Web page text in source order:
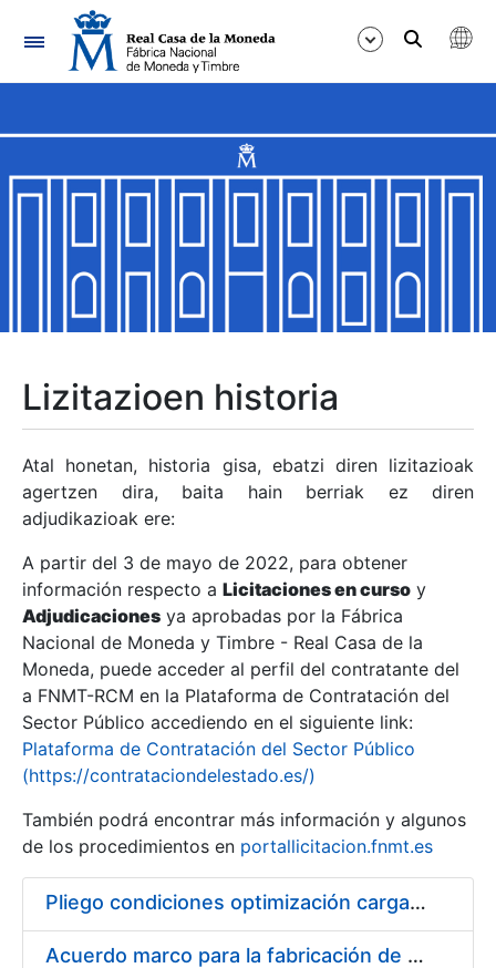
Nabigazioa
Erakutsi/Ezkutatu
Erakutsi/Ezkutatu
Erakutsi/Ezkutatu
Erakutsi/Ezkutatu
Erakutsi/Ezkutatu
Erakutsi/Ezkutatu
Erakutsi/Ezkutatu
Erakutsi/Ezkutatu
Lizitazioen historia
Atal honetan, historia gisa, ebatzi diren lizitazioak
agertzen dira, baita hain berriak ez diren
adjudikazioak ere:
A partir del 3 de mayo de 2022, para obtener
información respecto a Licitaciones en curso y
Adjudicaciones ya aprobadas por la Fábrica
Nacional de Moneda y Timbre - Real Casa de la
Moneda, puede acceder al perfil del contratante del
a FNMT-RCM en la Plataforma de Contratación del
Sector Público accediendo en el siguiente link:
Plataforma de Contratación del Sector Público
(https://contrataciondelestado.es/)
También podrá encontrar más información y algunos
de los procedimientos en portallicitacion.fnmt.es
Pliego condiciones optimización cargas compras firmado
Acuerdo marco para la fabricación de piezas